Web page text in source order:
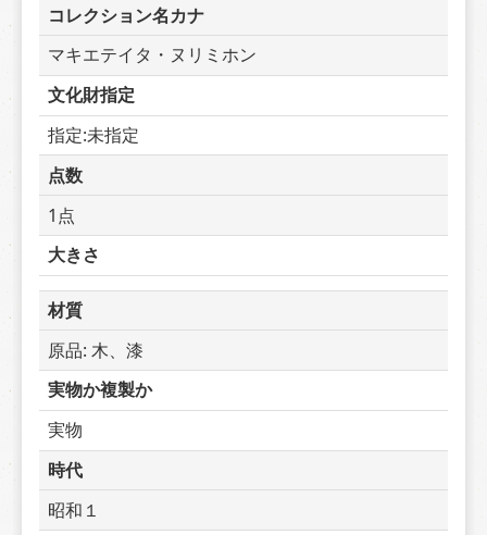
コレクション名カナ
マキエテイタ・ヌリミホン
文化財指定
指定:未指定
点数
1点
大きさ
材質
原品: 木、漆
実物か複製か
実物
時代
昭和１